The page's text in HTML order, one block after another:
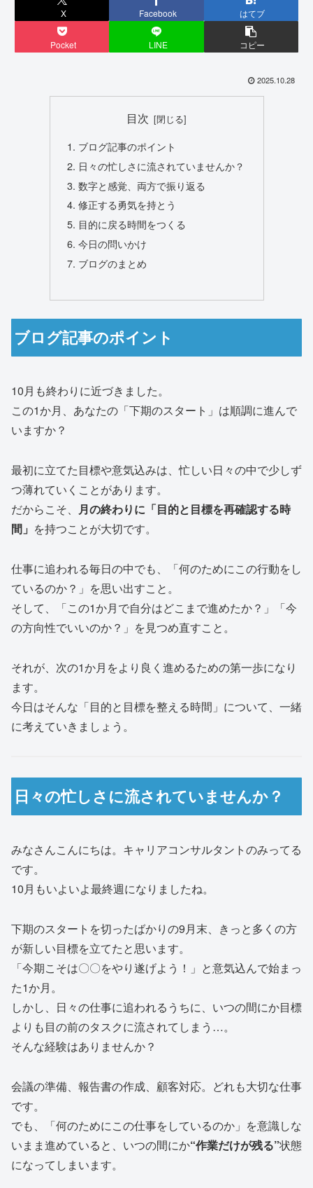
X Facebook はてブ
Pocket LINE コピー
2025.10.28
目次
ブログ記事のポイント
日々の忙しさに流されていませんか？
数字と感覚、両方で振り返る
修正する勇気を持とう
目的に戻る時間をつくる
今日の問いかけ
ブログのまとめ
ブログ記事のポイント
10月も終わりに近づきました。
この1か月、あなたの「下期のスタート」は順調に進んで
いますか？
最初に立てた目標や意気込みは、忙しい日々の中で少しず
つ薄れていくことがあります。
だからこそ、 月の終わりに「目的と目標を再確認する時
間」 を持つことが大切です。
仕事に追われる毎日の中でも、「何のためにこの行動をし
ているのか？」を思い出すこと。
そして、「この1か月で自分はどこまで進めたか？」「今
の方向性でいいのか？」を見つめ直すこと。
それが、次の1か月をより良く進めるための第一歩になり
ます。
今日はそんな「目的と目標を整える時間」について、一緒
に考えていきましょう。
日々の忙しさに流されていませんか？
みなさんこんにちは。キャリアコンサルタントのみってる
です。
10月もいよいよ最終週になりましたね。
下期のスタートを切ったばかりの9月末、きっと多くの方
が新しい目標を立てたと思います。
「今期こそは〇〇をやり遂げよう！」と意気込んで始まっ
た1か月。
しかし、日々の仕事に追われるうちに、いつの間にか目標
よりも目の前のタスクに流されてしまう…。
そんな経験はありませんか？
会議の準備、報告書の作成、顧客対応。どれも大切な仕事
です。
でも、「何のためにこの仕事をしているのか」を意識しな
いまま進めていると、いつの間にか“作業だけが残る”状態
になってしまいます。